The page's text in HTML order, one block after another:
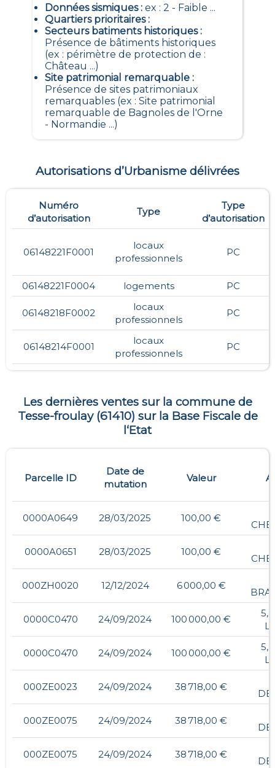
Données sismiques: ex : 2 - Faible ...
Quartiers prioritaires:
Secteurs batiments historiques:
Présence de bâtiments historiques
(ex : périmètre de protection de :
Château ...)
Site patrimonial remarquable:
Présence de sites patrimoniaux
remarquables (ex : Site patrimonial
remarquable de Bagnoles de l'Orne
- Normandie ...)
Autorisations d’Urbanisme délivrées
Numéro
d’autorisation
Type
Type
d’autorisation
06148221F0001
locaux
professionnels
PC
06148221F0004 logements PC
06148218F0002
locaux
professionnels
PC
06148214F0001
locaux
professionnels
PC
Les dernières ventes sur la commune de
Tesse-froulay(61410) sur la Base Fiscale de
l‘Etat
Parcelle ID
Date de
mutation
Valeur
0000A0649 28/03/2025 100,00 €
0000A0651 28/03/2025 100,00 €
000ZH0020 12/12/2024 6 000,00 €
0000C0470 24/09/2024 100 000,00 €
5,
0000C0470 24/09/2024 100 000,00 €
5,
000ZE0023 24/09/2024 38 718,00 €
000ZE0075 24/09/2024 38 718,00 €
000ZE0075 24/09/2024 38 718,00 €